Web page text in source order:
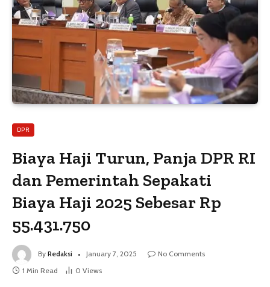
DPR
Biaya Haji Turun, Panja DPR RI
dan Pemerintah Sepakati
Biaya Haji 2025 Sebesar Rp
55.431.750
By Redaksi January 7, 2025
No Comments
1 Min Read
0 Views